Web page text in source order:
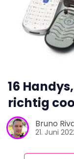
16
richtig
Bruno
21. Juni